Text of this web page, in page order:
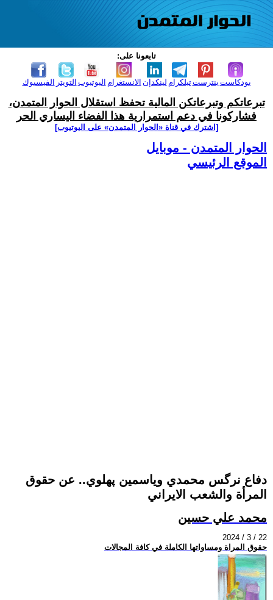
تابعونا على:
الفيسبوك التويتر اليوتيوب الانستغرام لينكدإن تيلكرامبنترست بودكاست
تبرعاتكم وتبرعاتكن المالية تحفظ استقلال الحوار المتمدن،
فشاركونا في دعم استمرارية هذا الفضاء اليساري الحر
[اشترك في قناة ‫«الحوار المتمدن» على اليوتيوب]
الحوار المتمدن - موبايل
الموقع الرئيسي
دفاع نرگس محمدي وياسمين پهلوي.. عن حقوق
المرأة والشعب الايراني
محمد علي حسين
2024 / 3 / 22
حقوق المراة ومساواتها الكاملة في كافة المجالات